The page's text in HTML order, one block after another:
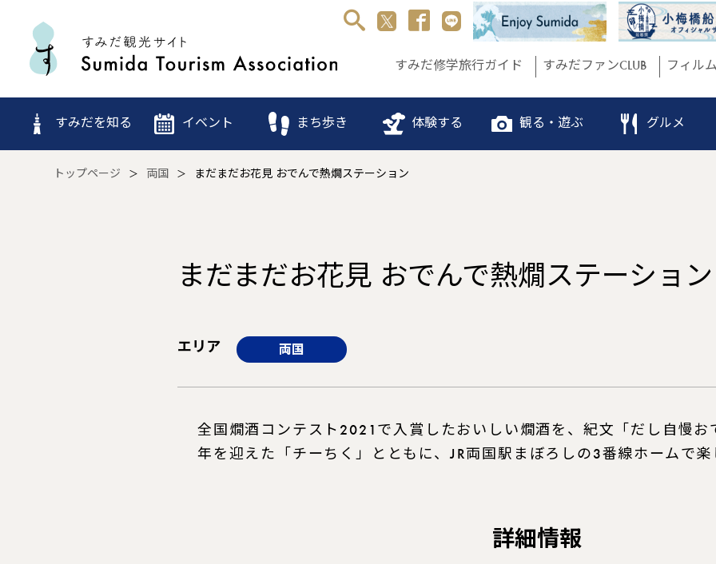
すみだ修学旅行ガイド すみだファンCLUB フィル
すみだを知る イベント まち歩き 体験する 観る・遊ぶ グルメ
トップページ 両国 まだまだお花見 おでんで熱燗ステーション
まだまだお花見 おでんで熱燗ステーション
エリア 両国
全国燗酒コンテスト2021で入賞したおいしい燗酒を、紀文「だし自慢
年を迎えた「チーちく」とともに、JR両国駅まぼろしの3番線ホームで楽
詳細情報